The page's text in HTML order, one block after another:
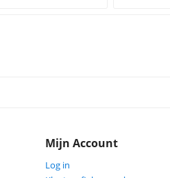
Mijn Account
Log in